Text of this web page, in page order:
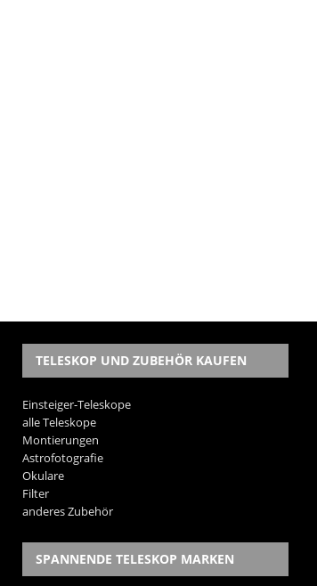
TELESKOP UND ZUBEHÖR KAUFEN
Einsteiger-Teleskope
alle Teleskope
Montierungen
Astrofotografie
Okulare
Filter
anderes Zubehör
SPANNENDE TELESKOP MARKEN